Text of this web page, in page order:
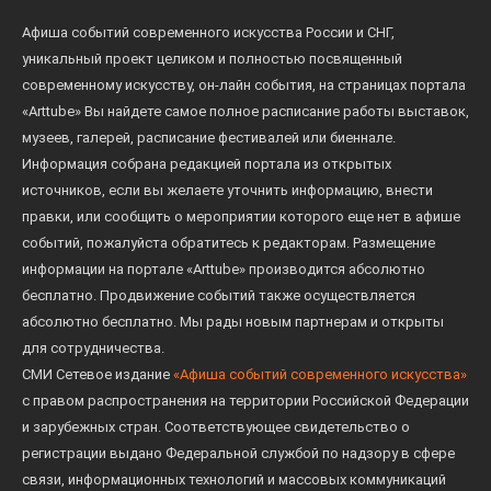
Традиционно, к выставке планируется двухтомное
издание, первый том которого будет включать в
себя исследование творчества художников и
альбом произведений, представленных на
выставке. Второй том будет посвящен
воспоминаниям художников о знакомстве и
совместной работе с известными
представителями культуры своего времени.
Выставка будет включать обширные
параллельную и инклюзивную программы, в
которые войдут лекции, мастер-классы и
экскурсии.
Благодаря художникам Эмилю Капелюшу и Яне
Глушанок пространство галереи вновь станет
этим домом династии Власовых-Шишмаревой — с
Афиша событий современного искусства России и СНГ,
уникальный проект целиком и полностью посвященный
современному искусству, он-лайн события, на страницах портала
«Arttube» Вы найдете самое полное расписание работы выставок,
музеев, галерей, расписание фестивалей или биеннале.
Информация собрана редакцией портала из открытых
источников, если вы желаете уточнить информацию, внести
правки, или сообщить о мероприятии которого еще нет в афише
событий, пожалуйста обратитесь к редакторам. Размещение
информации на портале «Arttube» производится абсолютно
бесплатно. Продвижение событий также осуществляется
абсолютно бесплатно. Мы рады новым партнерам и открыты
для сотрудничества.
СМИ Сетевое издание «Афиша событий современного искусства»
с правом распространения на территории Российской Федерации
и зарубежных стран. Соответствующее свидетельство о
регистрации выдано Федеральной службой по надзору в сфере
связи, информационных технологий и массовых коммуникаций